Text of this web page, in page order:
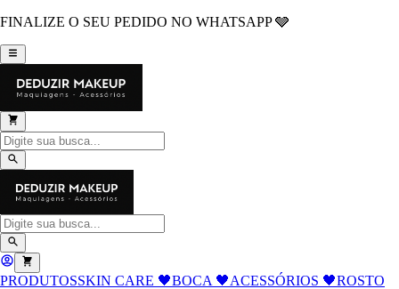
FINALIZE O SEU PEDIDO NO WHATSAPP 🩶
PRODUTOSSKIN CARE 🖤BOCA 🖤ACESSÓRIOS 🖤ROSTO